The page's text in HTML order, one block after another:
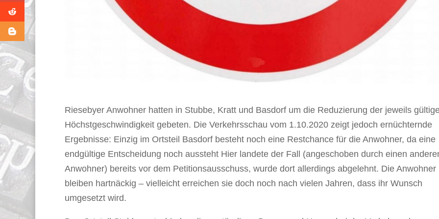
Riesebyer Anwohner hatten in Stubbe, Kratt und Basdorf um die Reduzierung der jeweils
Höchstgeschwindigkeit gebeten. Die Verkehrsschau vom 1.10.2020 zeigt jedoch ernüchternde
Ergebnisse: Einzig im Ortsteil Basdorf besteht noch eine Restchance für die Anwohner, da eine
endgültige Entscheidung noch aussteht Hier landete der Fall (angeschoben durch einen
Anwohner) bereits vor dem Petitionsausschuss, wurde dort allerdings abgelehnt. Die Anwohner
bleiben hartnäckig – vielleicht erreichen sie doch noch nach vielen Jahren, dass ihr Wunsch
umgesetzt wird.